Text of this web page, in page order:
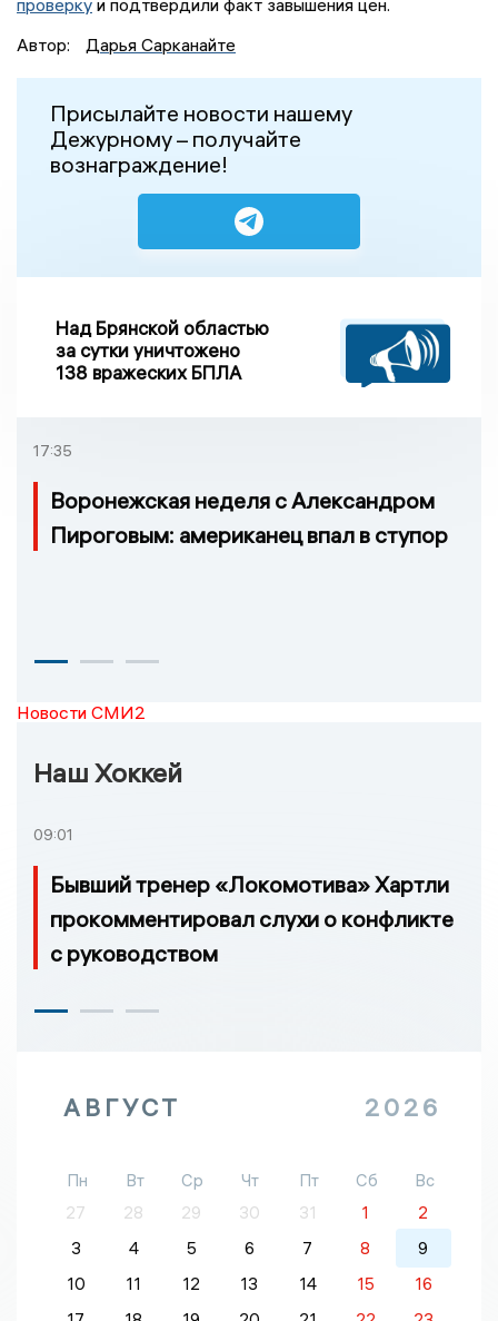
проверку и подтвердили факт завышения цен.
Автор:
Дарья Сарканайте
Присылайте новости нашему
Дежурному – получайте
вознаграждение!
Над Брянской областью
за сутки уничтожено
138 вражеских БПЛА
17:35
Воронежская неделя с Александром
Пироговым: американец впал в ступор
Новости СМИ2
Наш Хоккей
09:01
Бывший тренер «Локомотива» Хартли
прокомментировал слухи о конфликте
с руководством
АВГУСТ 2026
Пн Вт Ср Чт Пт Сб
Вс
27
28 29 30 31 1
2
3
4 5 6 7 8
9
10
11 12 13 14 15
16